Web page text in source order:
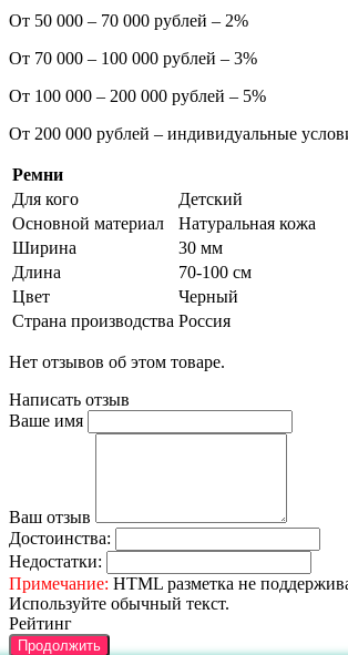
От 50 000 – 70 000 рублей – 2%
От 70 000 – 100 000 рублей – 3%
От 100 000 – 200 000 рублей – 5%
От 200 000 рублей – индивидуальные
Ремни
Для кого
Детский
Основной материал
Натуральная кожа
Ширина
30 мм
Длина
70-100 см
Цвет
Черный
Страна производства Россия
Нет отзывов об этом товаре.
Написать отзыв
Ваше имя
Ваш отзыв
Достоинства:
Недостатки:
Примечание: HTML разметка не
Используйте обычный текст.
Рейтинг
Продолжить